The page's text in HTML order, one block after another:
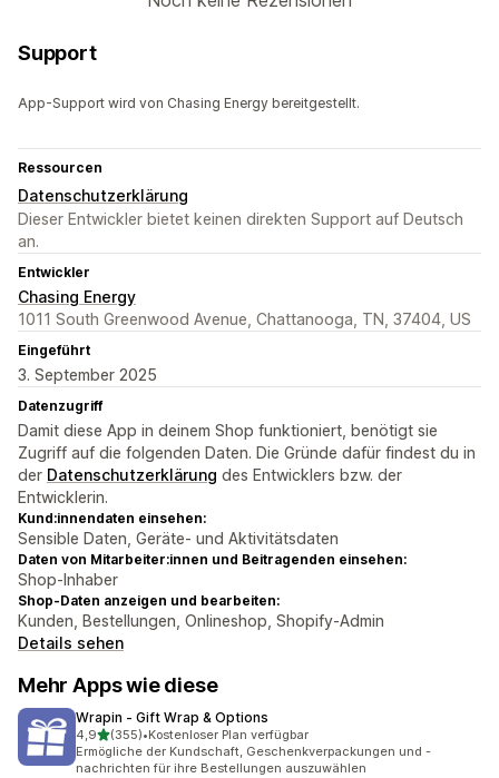
Support
App-Support wird von Chasing Energy bereitgestellt.
Ressourcen
Datenschutzerklärung
Dieser Entwickler bietet keinen direkten Support auf Deutsch
an.
Entwickler
Chasing Energy
1011 South Greenwood Avenue, Chattanooga, TN, 37404, US
Eingeführt
3. September 2025
Datenzugriff
Damit diese App in deinem Shop funktioniert, benötigt sie
Zugriff auf die folgenden Daten. Die Gründe dafür findest du in
der Datenschutzerklärung des Entwicklers bzw. der
Entwicklerin.
Kund:innendaten einsehen:
Sensible Daten, Geräte- und Aktivitätsdaten
Daten von Mitarbeiter:innen und Beitragenden einsehen:
Shop-Inhaber
Shop-Daten anzeigen und bearbeiten:
Kunden, Bestellungen, Onlineshop, Shopify-Admin
Details sehen
Mehr Apps wie diese
Wrapin ‑ Gift Wrap & Options
4,9von 5 Sternen
(355)
355 Rezensionen insgesamt
•Kostenloser Plan verfügbar
Ermögliche der Kundschaft, Geschenkverpackungen und -
nachrichten für ihre Bestellungen auszuwählen